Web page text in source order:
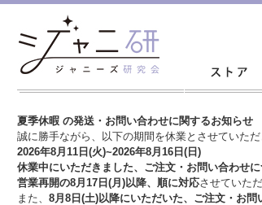
夏季休暇 の発送・お問い合わせに関するお知らせ
誠に勝手ながら、以下の期間を休業とさせていただ
2026年8月11日(火)~2026年8月16日(日)
休業中にいただきました、ご注文・お問い合わせに
営業再開の8月17日(月)以降、順に対応させていた
また、 8月8日(土)以降にいただいた、ご注文・ お問